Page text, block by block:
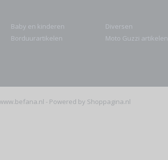
Baby en kinderen
Borduurartikelen
Diversen
Moto Guzzi artikelen
- Powered by Shoppagina.nl